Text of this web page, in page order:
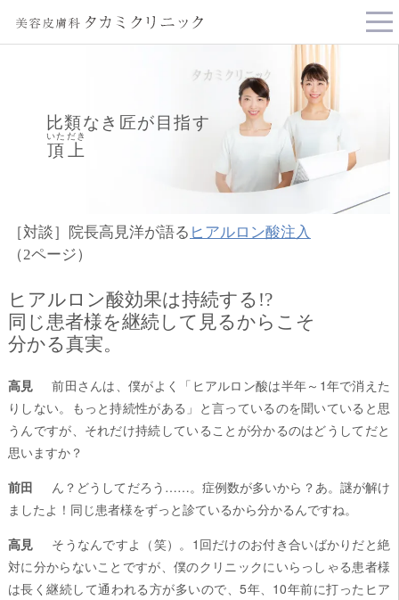
比類なき匠が目指す
頂上
いただき
［対談］院長高見洋が語る ヒアルロン酸注入
（2ページ）
ヒアルロン酸効果は持続する!?
同じ患者様を継続して見るからこそ
分かる真実。
高見
前田さんは、僕がよく「ヒアルロン酸は半年～1年で消えた
りしない。もっと持続性がある」と言っているのを聞いていると思
うんですが、それだけ持続していることが分かるのはどうしてだと
思いますか？
前田
ん？どうしてだろう……。症例数が多いから？あ。謎が解け
ましたよ！同じ患者様をずっと診ているから分かるんですね。
高見
そうなんですよ（笑）。1回だけのお付き合いばかりだと絶
対に分からないことですが、僕のクリニックにいらっしゃる患者様
は長く継続して通われる方が多いので、5年、10年前に打ったヒア